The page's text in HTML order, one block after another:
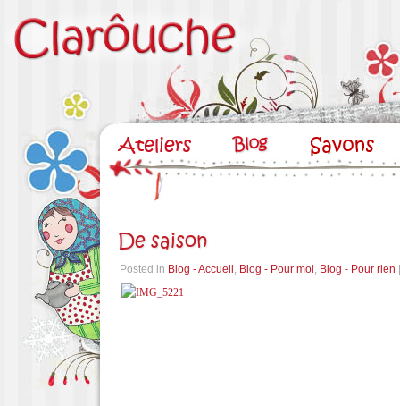
De saison
Posted in Blog - Accueil , Blog - Pour moi, Blog - Pour rien